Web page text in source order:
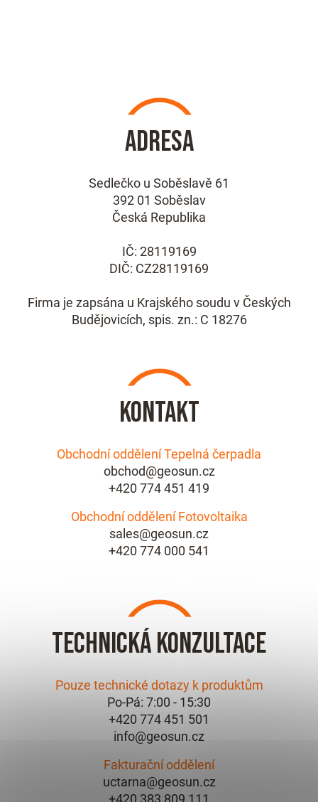
Adresa
Sedlečko u Soběslavě 61
392 01 Soběslav
Česká Republika
IČ: 28119169
DIČ: CZ28119169
Firma je zapsána u Krajského soudu v Českých
Budějovicích, spis. zn.: C 18276
Kontakt
Obchodní oddělení Tepelná čerpadla
obchod@geosun.cz
+420 774 451 419
Obchodní oddělení Fotovoltaika
sales@geosun.cz
+420 774 000 541
Technická konzultace
Pouze technické dotazy k produktům
Po-Pá: 7:00 - 15:30
+420 774 451 501
info@geosun.cz
Fakturační oddělení
uctarna@geosun.cz